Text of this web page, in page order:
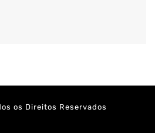
os Direitos Reservados